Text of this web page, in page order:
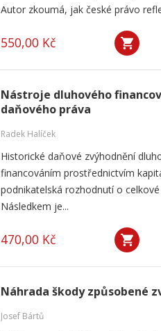
Autor zkoumá, jak české právo
550,00 Kč
Nástroje dluhového
daňového práva
Radek Halíček
Historické daňové zvýhodnění
financováním prostřednictvím
podnikatelská rozhodnutí o
Následkem je...
470,00 Kč
Náhrada škody způsobené
Josef Bártů